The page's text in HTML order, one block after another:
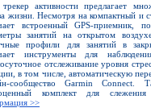
активности предлагает
жизни. Несмотря на компактный и
встроенный GPS-приемник,
занятий на открытом
профили для занятий в
инструменты для
отслеживание уровня
в том числе, автоматическую
сообщество Garmin Connect.
комплект для
>>